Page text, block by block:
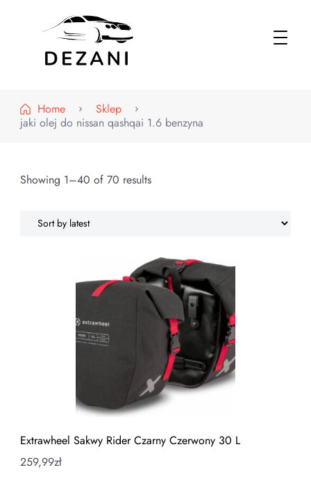
Home
Sklep
jaki olej do nissan qashqai 1.6 benzyna
Showing 1–40 of 70 results
Extrawheel Sakwy Rider Czarny Czerwony 30 L
259,99zł